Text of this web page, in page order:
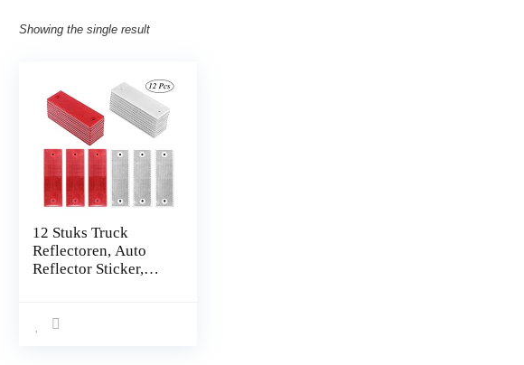
Showing the single result
12 Stuks Truck
Reflectoren, Auto
Reflector Sticker,
Universele Rood/Wit